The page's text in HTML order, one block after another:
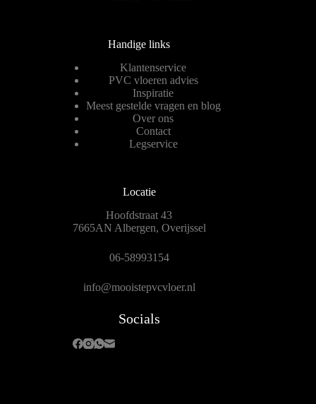
Handige links
Klantenservice
PVC vloeren advies
Inspiratie
Meest gestelde vragen en blog
Over ons
Contact
Legservice
Locatie
Hoofdstraat 43
7665AN Albergen, Overijssel
06-58993154
info@mooistepvcvloer.nl
Socials